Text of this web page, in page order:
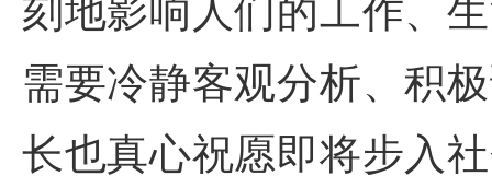
刻地影响人们的工作、
需要冷静客观分析、积
长也真心祝愿即将步入